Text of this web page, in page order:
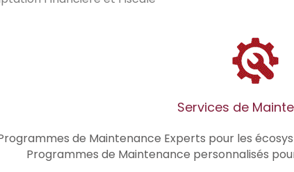
Services de
de Maintenance Experts pour les
Programmes de Maintenance personnalisés